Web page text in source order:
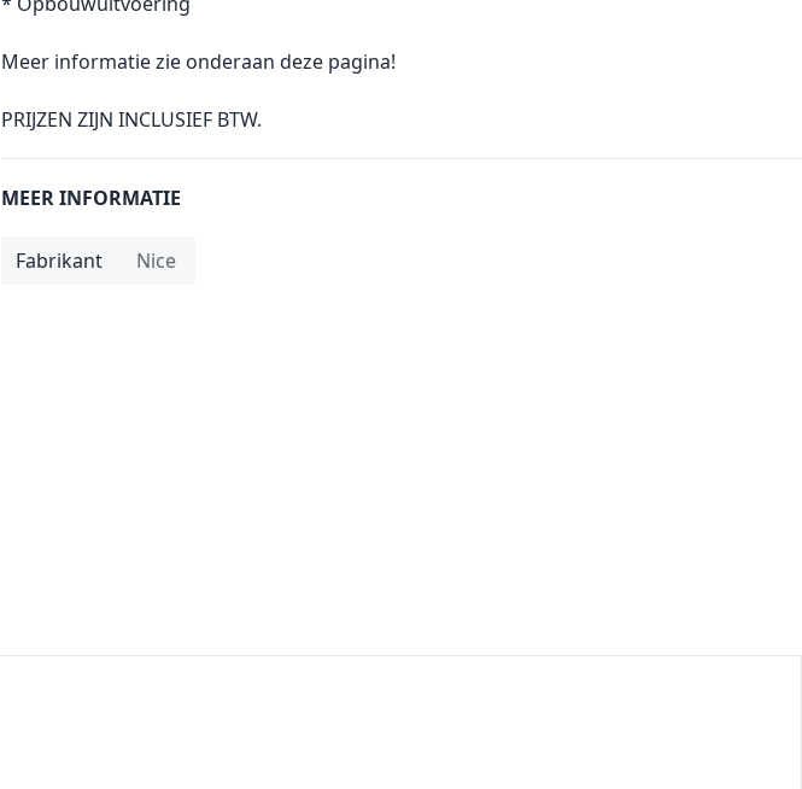
Meer informatie zie onderaan deze pagina!
PRIJZEN ZIJN INCLUSIEF BTW.
MEER INFORMATIE
Fabrikant Nice